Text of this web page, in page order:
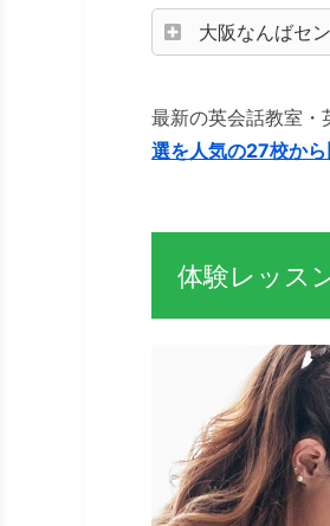
大阪なんばセ
最新の英会話教室・
選を人気の27校から
体験レッス